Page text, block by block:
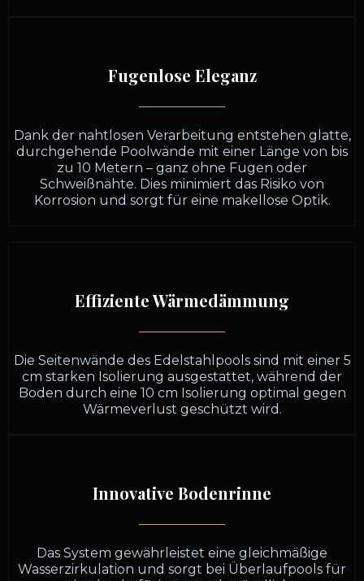
Fugenlose Eleganz
Dank der nahtlosen Verarbeitung entstehen glatte,
durchgehende Poolwände mit einer Länge von bis
zu 10 Metern – ganz ohne Fugen oder
Schweißnähte. Dies minimiert das Risiko von
Korrosion und sorgt für eine makellose Optik.
Effiziente Wärmedämmung
Die Seitenwände des Edelstahlpools sind mit einer 5
cm starken Isolierung ausgestattet, während der
Boden durch eine 10 cm Isolierung optimal gegen
Wärmeverlust geschützt wird.
Innovative Bodenrinne
Das System gewährleistet eine gleichmäßige
Wasserzirkulation und sorgt bei Überlaufpools für